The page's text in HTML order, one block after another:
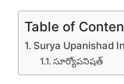
Table of
Surya Upanishad
సూర్యోపనిషత్